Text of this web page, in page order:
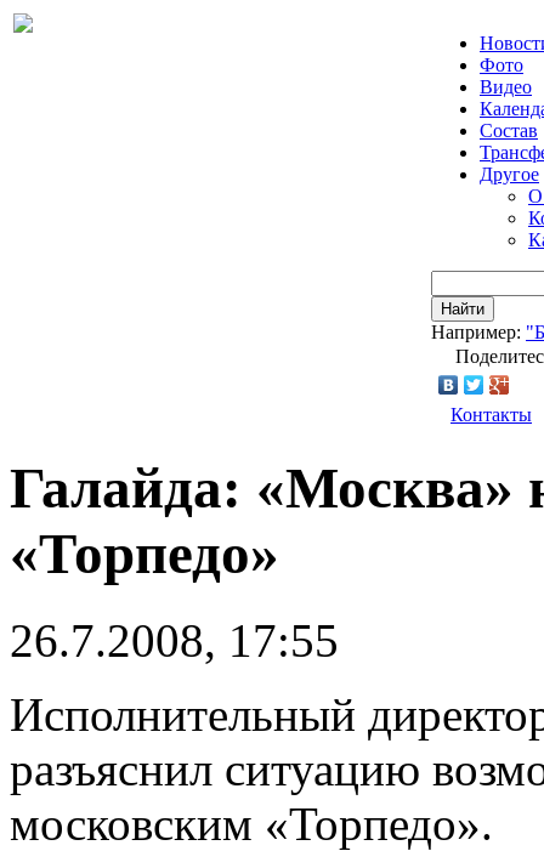
Фото
Видео
Состав
Другое
О
Найти
Например:
Контакты
Галайда: «Москва»
«Торпедо»
26.7.2008, 17:55
Исполнительный
разъяснил ситуацию
московским «Торпедо».